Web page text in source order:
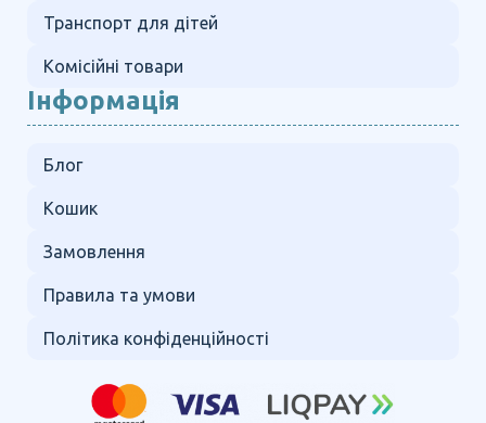
Транспорт для дітей
Комісійні товари
Інформація
Блог
Кошик
Замовлення
Правила та умови
Політика конфіденційності